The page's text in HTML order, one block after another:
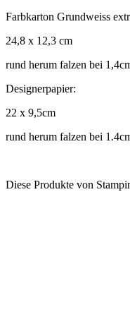
Farbkarton Grundweiss
24,8 x 12,3 cm
rund herum falzen bei
Designerpapier:
22 x 9,5cm
rund herum falzen bei
Diese Produkte von